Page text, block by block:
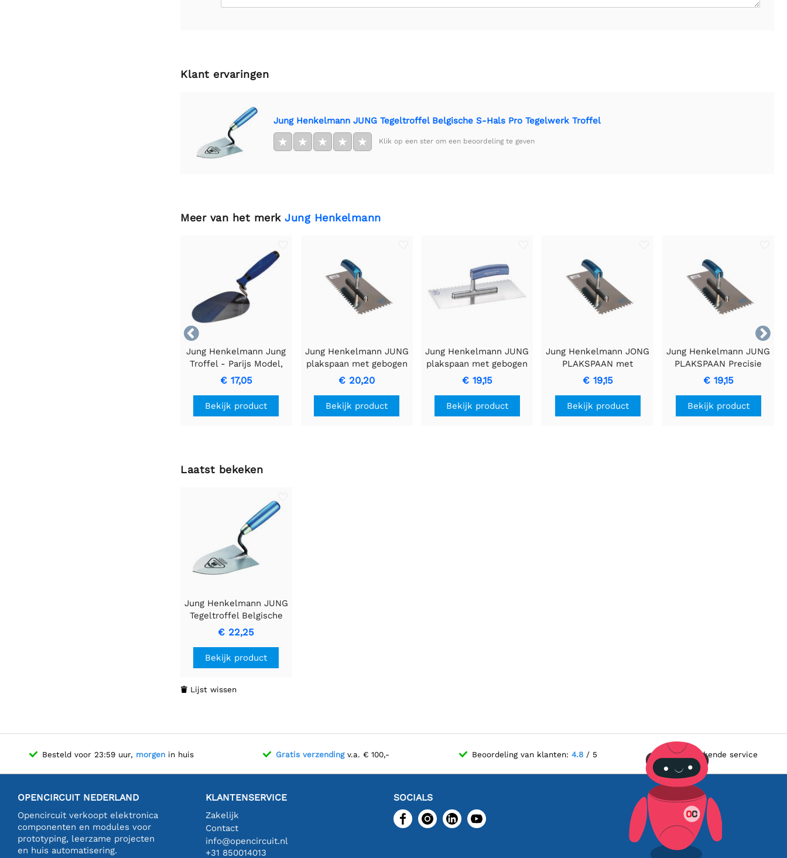
Klant ervaringen
Jung Henkelmann JUNG Tegeltroffel Belgische S-Hals Pro Tegelwerk Troffel
★ ★ ★ ★ ★ Klik op een ster om een beoordeling te geven
Meer van het merk Jung Henkelmann


Jung Henkelmann Jung
Troffel - Parijs Model,
Ergonomisch Ontwerp,
320g
€ 17,05
Bekijk product
Jung Henkelmann JUNG
plakspaan met gebogen
handvat en 4 x 4 mm
gegroefd design
€ 20,20
Bekijk product
Jung Henkelmann JUNG
plakspaan met gebogen
handvat voor precisie
en comfort
€ 19,15
Bekijk product
Jung Henkelmann JONG
PLAKSPAAN met
Gebogen Handvat en
Gekartelde Rand
€ 19,15
Bekijk product
Jung Henkelmann JUNG
PLAKSPAAN Precisie
Gereedschap met
Gekartelde Rand
€ 19,15
Bekijk product
Laatst bekeken
Jung Henkelmann JUNG
Tegeltroffel Belgische
S-Hals Pro Tegelwerk
Troffel
€ 22,25
Bekijk product
 Lijst wissen
Besteld voor 23:59 uur, morgen in huis Gratis verzendingv.a. € 100,- Beoordeling van klanten: 4.8/ 5 Uitstekende service
OPENCIRCUIT NEDERLAND
Opencircuit verkoopt elektronica
componenten en modules voor
prototyping, leerzame projecten
en huis automatisering.
KLANTENSERVICE
Zakelijk
Contact
info@opencircuit.nl
+31 850014013
SOCIALS